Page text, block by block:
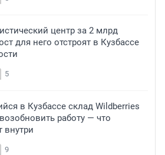
центр за 2 млрд
для него отстроят в Кузбассе
5
в Кузбассе склад Wildberries
работу — что
внутри
9